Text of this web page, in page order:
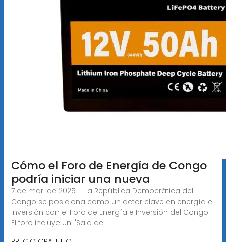
Cómo el Foro de Energía de Congo
podría iniciar una nueva
7 de mar. de 2025 · La República Democrática del
Congo se posiciona como un actor clave en energía e
inversión con el Foro de Energía e Inversión del Congo.
El foro incluye un ''Sala de